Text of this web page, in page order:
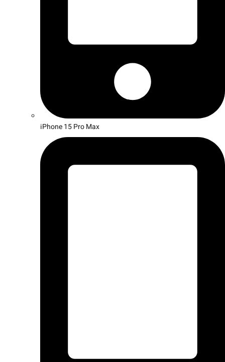
iPhone 15 Pro Max